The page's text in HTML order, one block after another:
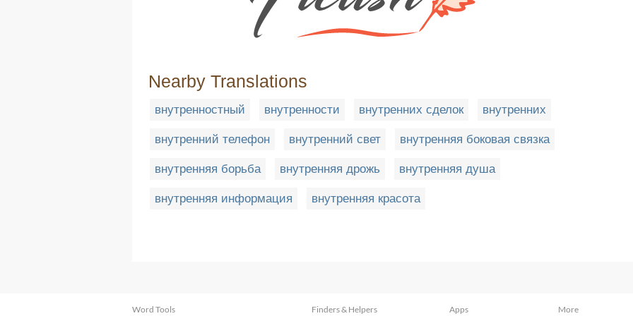
Nearby Translations
внутренностный внутренности внутренних сделок внутренних
внутренний телефон внутренний свет внутренняя боковая связка
внутренняя борьба внутренняя дрожь внутренняя душа
внутренняя информация внутренняя красота
Word Tools Finders & Helpers Apps More